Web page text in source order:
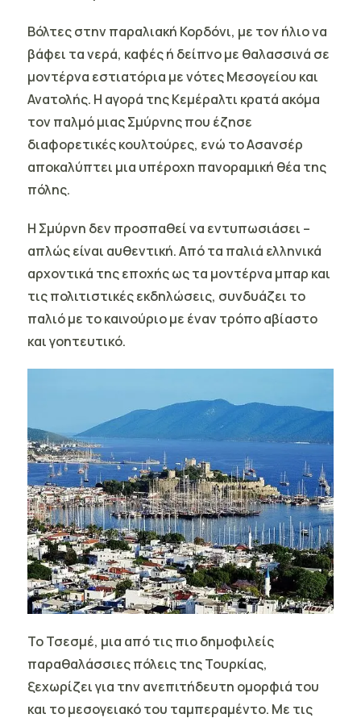
Βόλτες στην παραλιακή Κορδόνι, με τον ήλιο να
βάφει τα νερά, καφές ή δείπνο με θαλασσινά σε
μοντέρνα εστιατόρια με νότες Μεσογείου και
Ανατολής. Η αγορά της Κεμέραλτι κρατά ακόμα
τον παλμό μιας Σμύρνης που έζησε
διαφορετικές κουλτούρες, ενώ το Ασανσέρ
αποκαλύπτει μια υπέροχη πανοραμική θέα της
πόλης.
Η Σμύρνη δεν προσπαθεί να εντυπωσιάσει –
απλώς είναι αυθεντική. Από τα παλιά ελληνικά
αρχοντικά της εποχής ως τα μοντέρνα μπαρ και
τις πολιτιστικές εκδηλώσεις, συνδυάζει το
παλιό με το καινούριο με έναν τρόπο αβίαστο
και γοητευτικό.
Το Τσεσμέ, μια από τις πιο δημοφιλείς
παραθαλάσσιες πόλεις της Τουρκίας,
ξεχωρίζει για την ανεπιτήδευτη ομορφιά του
και το μεσογειακό του ταμπεραμέντο. Με τις